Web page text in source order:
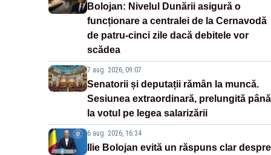
Bolojan: Nivelul Dunării asigură o
funcționare a centralei de la Cernavodă
de patru-cinci zile dacă debitele vor
scădea
7 aug. 2026, 09:07
Senatorii și deputații rămân la muncă.
Sesiunea extraordinară, prelungită până
la votul pe legea salarizării
6 aug. 2026, 16:34
Ilie Bolojan evită un răspuns clar despre